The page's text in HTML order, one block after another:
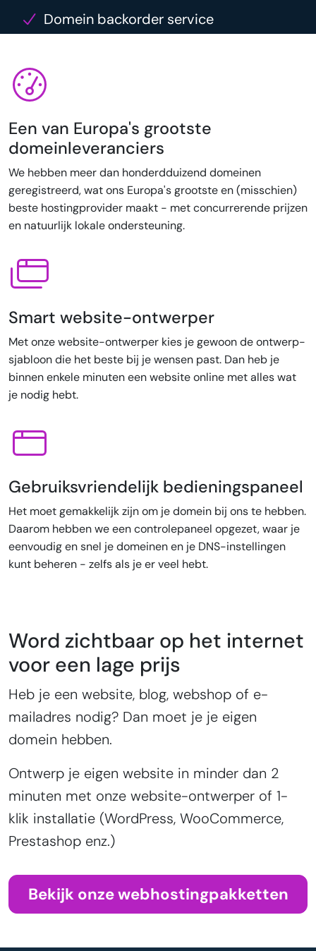
Domein backorder service
Een van Europa's grootste
domeinleveranciers
We hebben meer dan honderdduizend domeinen
geregistreerd, wat ons Europa's grootste en (misschien)
beste hostingprovider maakt - met concurrerende prijzen
en natuurlijk lokale ondersteuning.
Smart website-ontwerper
Met onze website-ontwerper kies je gewoon de ontwerp-
sjabloon die het beste bij je wensen past. Dan heb je
binnen enkele minuten een website online met alles wat
je nodig hebt.
Gebruiksvriendelijk bedieningspaneel
Het moet gemakkelijk zijn om je domein bij ons te hebben.
Daarom hebben we een controlepaneel opgezet, waar je
eenvoudig en snel je domeinen en je DNS-instellingen
kunt beheren - zelfs als je er veel hebt.
Word zichtbaar op het internet
voor een lage prijs
Heb je een website, blog, webshop of e-
mailadres nodig? Dan moet je je eigen
domein hebben.
Ontwerp je eigen website in minder dan 2
minuten met onze website-ontwerper of 1-
klik installatie (WordPress, WooCommerce,
Prestashop enz.)
Bekijk onze webhostingpakketten